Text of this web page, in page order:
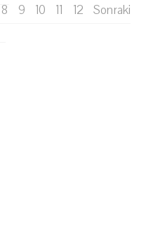
8 9 10 11 12
Sonraki